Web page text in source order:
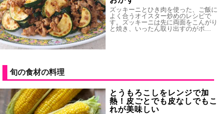
ズッキーニとひき肉を使った、ご飯に
よく合うオイスター炒めのレシピで
す。ズッキーニは先に両面をこんがり
と焼き、いったん取り出すのがポ…
旬の食材の料理
とうもろこしをレンジで加
熱！皮ごとでも皮なしでもこ
れが美味しい